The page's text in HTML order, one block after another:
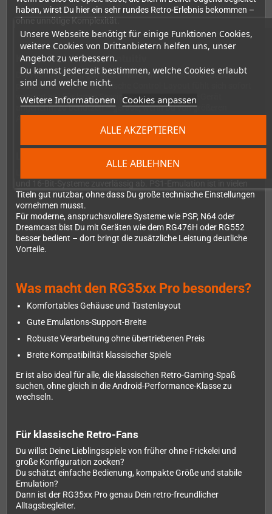
Unsere Webseite benötigt für einige Funktionen Cookies,
weitere Cookies von Drittanbietern helfen uns, unser
Angebot zu verbessern.
Du kannst jederzeit bestimmen, welche Cookies erlaubt
sind und welche nicht.
Weitere Informationen Cookies anpassen
ALLE ABLEHNEN
ALLE AKZEPTIEREN
haben, wirst Du hier ein sehr rundes Retro-Erlebnis bekommen –
ohne unnötige Komplexität.
Kompakt, leicht und intuitiv
Der Handheld liegt gut in der Hand, die Tasten sind sauber
positioniert und das klassische Control-Layout fühlt sich sofort
vertraut an. Für lange Sessions ist das kompakte Gerät
angenehm zu benutzen – gerade, wenn Du von größeren
Titeln gut nutzbar, ohne dass Du große technische Einstellungen
vornehmen musst.
Für moderne, anspruchsvollere Systeme wie PSP, N64 oder
Dreamcast bist Du mit Geräten wie dem RG476H oder RG552
besser bedient – dort bringt die zusätzliche Leistung deutliche
Vorteile.
Was macht den RG35xx Pro besonders?
Komfortables Gehäuse und Tastenlayout
Gute Emulations-Support-Breite
Robuste Verarbeitung ohne übertriebenen Preis
Breite Kompatibilität klassischer Spiele
Er ist also ideal für alle, die klassischen Retro-Gaming-Spaß
suchen, ohne gleich in die Android-Performance-Klasse zu
wechseln.
Für klassische Retro-Fans
Du willst Deine Lieblingsspiele von früher ohne Frickelei und
große Konfiguration zocken?
Du schätzt einfache Bedienung, kompakte Größe und stabile
Emulation?
Dann ist der RG35xx Pro genau Dein retro-freundlicher
Alltagsbegleiter.